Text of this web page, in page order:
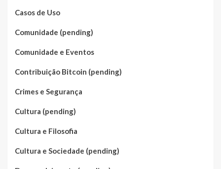
Casos de Uso
Comunidade (pending)
Comunidade e Eventos
Contribuição Bitcoin (pending)
Crimes e Segurança
Cultura (pending)
Cultura e Filosofia
Cultura e Sociedade (pending)